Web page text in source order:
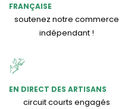
FRANÇAISE
soutenez notre commerce
indépendant !
EN DIRECT DES ARTISANS
circuit courts engagés